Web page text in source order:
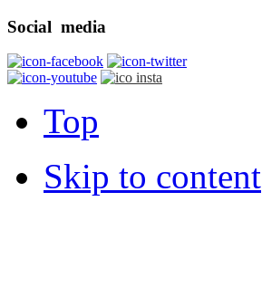
Social media
Top
Skip to content